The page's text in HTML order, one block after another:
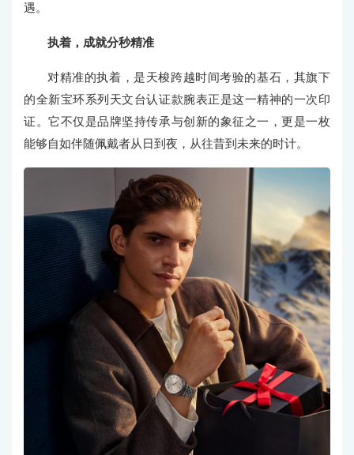
遇。
执着，成就分秒精准
对精准的执着，是天梭跨越时间考验的基石，其旗下
的全新宝环系列天文台认证款腕表正是这一精神的一次印
证。它不仅是品牌坚持传承与创新的象征之一，更是一枚
能够自如伴随佩戴者从日到夜，从往昔到未来的时计。